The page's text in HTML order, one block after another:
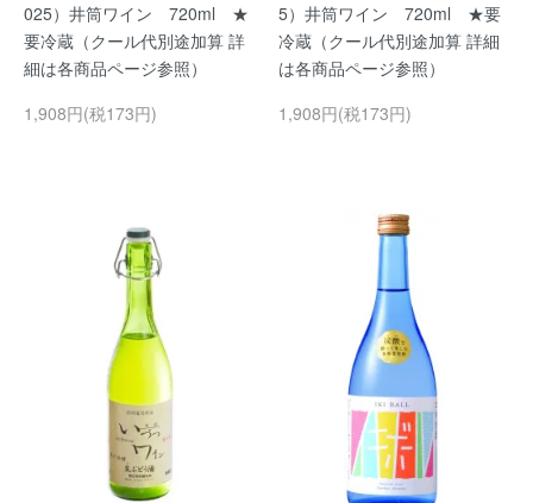
025）井筒ワイン 720ml ★
要冷蔵（クール代別途加算 詳
細は各商品ページ参照）
1,908円(税173円)
5）井筒ワイン 720ml ★要
冷蔵（クール代別途加算 詳細
は各商品ページ参照）
1,908円(税173円)